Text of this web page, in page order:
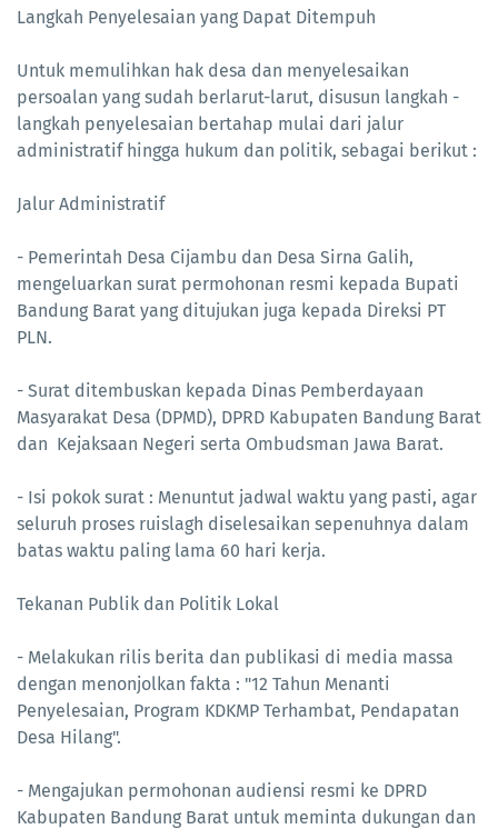
Langkah Penyelesaian yang Dapat Ditempuh
Untuk memulihkan hak desa dan menyelesaikan
persoalan yang sudah berlarut-larut, disusun langkah -
langkah penyelesaian bertahap mulai dari jalur
administratif hingga hukum dan politik, sebagai berikut :
Jalur Administratif
- Pemerintah Desa Cijambu dan Desa Sirna Galih,
mengeluarkan surat permohonan resmi kepada Bupati
Bandung Barat yang ditujukan juga kepada Direksi PT
PLN.
- Surat ditembuskan kepada Dinas Pemberdayaan
Masyarakat Desa (DPMD), DPRD Kabupaten Bandung Barat
dan Kejaksaan Negeri serta Ombudsman Jawa Barat.
- Isi pokok surat : Menuntut jadwal waktu yang pasti, agar
seluruh proses ruislagh diselesaikan sepenuhnya dalam
batas waktu paling lama 60 hari kerja.
Tekanan Publik dan Politik Lokal
- Melakukan rilis berita dan publikasi di media massa
dengan menonjolkan fakta : "12 Tahun Menanti
Penyelesaian, Program KDKMP Terhambat, Pendapatan
Desa Hilang".
- Mengajukan permohonan audiensi resmi ke DPRD
Kabupaten Bandung Barat untuk meminta dukungan dan